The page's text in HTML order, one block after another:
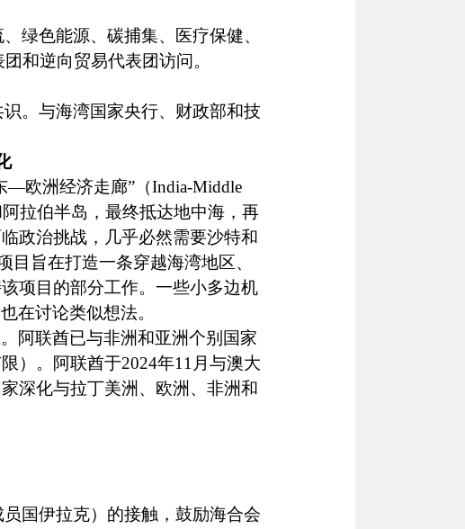
绿色能源、碳捕集、医疗保健、
和逆向贸易代表团访问。
。与海湾国家央行、财政部和技
—欧洲经济走廊”（India-Middle
拉伯半岛，最终抵达地中海，再
政治挑战，几乎必然需要沙特和
目旨在打造一条穿越海湾地区、
项目的部分工作。一些小多边机
在讨论类似想法。
阿联酋已与非洲和亚洲个别国家
）。阿联酋于2024年11 月与澳大
深化与拉丁美洲、欧洲、非洲和
国伊拉克）的接触，鼓励海合会